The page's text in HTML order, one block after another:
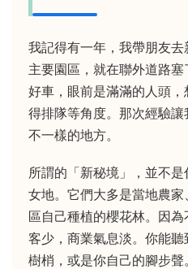
我記得有一年，我帶朋友
主要園區，就在聯外道路
好車，眼前是滿滿的人頭，
得排隊等角度。那次經驗
不一樣的地方。
所謂的「新秘境」，並不
女地。它們大多是當地農
區自己種植的櫻花林。因
客少，商業氣息淡。你能
樹梢，或是你自己的腳步聲